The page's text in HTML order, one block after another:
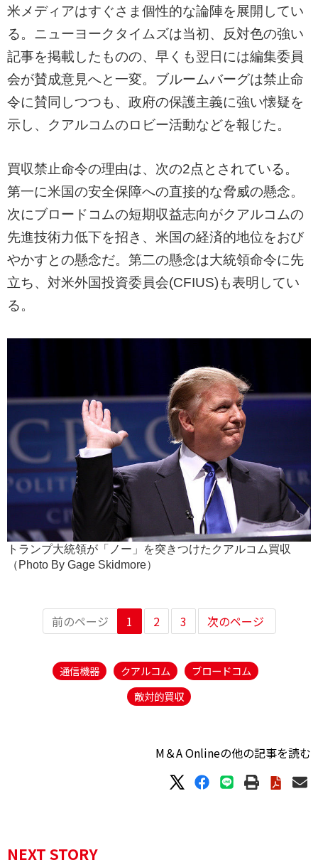
米メディアはすぐさま個性的な論陣を展開してい
る。ニューヨークタイムズは当初、反対色の強い
記事を掲載したものの、早くも翌日には編集委員
会が賛成意見へと一変。ブルームバーグは禁止命
令に賛同しつつも、政府の保護主義に強い懐疑を
示し、クアルコムのロビー活動などを報じた。
買収禁止命令の理由は、次の2点とされている。
第一に米国の安全保障への直接的な脅威の懸念。
次にブロードコムの短期収益志向がクアルコムの
先進技術力低下を招き、米国の経済的地位をおび
やかすとの懸念だ。第二の懸念は大統領命令に先
立ち、対米外国投資委員会(CFIUS)も表明してい
る。
トランプ大統領が「ノー」を突きつけたクアルコム買収
（Photo By Gage Skidmore）
前のページ 1 2 3 次のページ
通信機器 クアルコム
ブロードコム
敵対的買収
M＆A Onlineの他の記事を読む
NEXT STORY